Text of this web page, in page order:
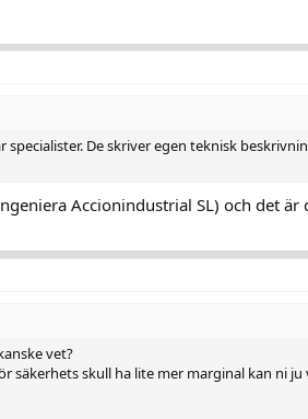
De skriver egen teknisk
Accionindustrial SL) och det
vet?
säkerhets skull ha lite mer marginal kan ni